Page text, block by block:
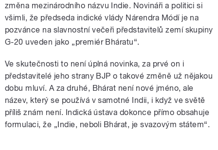
změna mezinárodního názvu Indie. Novináři a politici si
všimli, že předseda indické vlády Nárendra Módí je na
pozvánce na slavnostní večeři představitelů zemí skupiny
G-20 uveden jako „premiér Bháratu“.
Ve skutečnosti to není úplná novinka, za prvé on i
představitelé jeho strany BJP o takové změně už nějakou
dobu mluví. A za druhé, Bhárat není nové jméno, ale
název, který se používá v samotné Indii, i když ve světě
příliš znám není. Indická ústava dokonce přímo obsahuje
formulaci, že „Indie, neboli Bhárat, je svazovým státem“.